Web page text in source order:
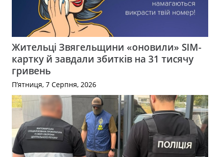
Жительці Звягельщини «оновили» SIM-
картку й завдали збитків на 31 тисячу
гривень
П’ятниця, 7 Серпня, 2026